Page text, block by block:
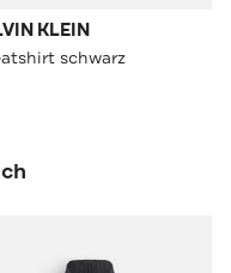
KLEIN
schwarz